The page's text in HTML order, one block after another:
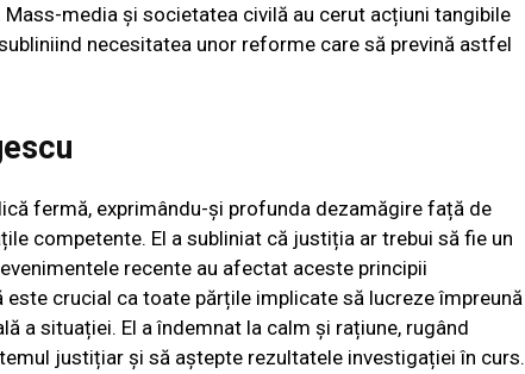
media și societatea civilă au cerut acțiuni tangibile
necesitatea unor reforme care să prevină astfel
fermă, exprimându-și profunda dezamăgire față de
competente. El a subliniat că justiția ar trebui să fie un
recente au afectat aceste principii
crucial ca toate părțile implicate să lucreze împreună
a situației. El a îndemnat la calm și rațiune, rugând
justițiar și să aștepte rezultatele investigației în curs.